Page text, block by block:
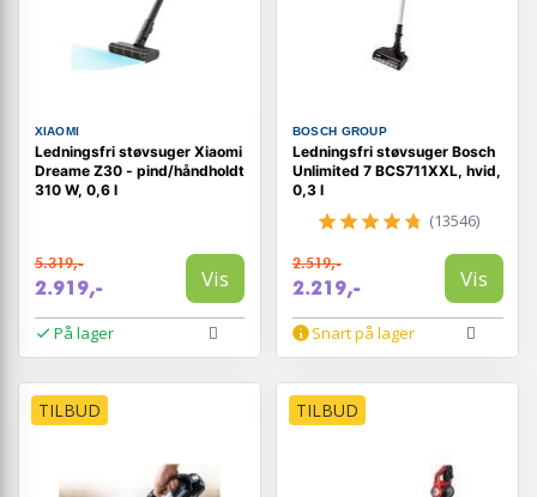
XIAOMI
Ledningsfri støvsuger Xiaomi
Dreame Z30 - pind/håndholdt
310 W, 0,6 l
5.319,-
2.919,- Vis
På lager
BOSCH GROUP
Ledningsfri støvsuger Bosch
Unlimited 7 BCS711XXL, hvid,
0,3 l
(13546)
2.519,-
2.219,- Vis
Snart på lager
TILBUD TILBUD